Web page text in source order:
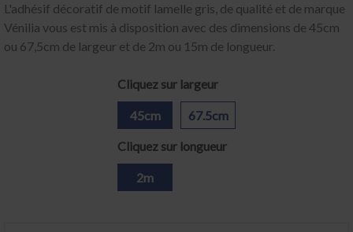
L'adhésif décoratif de motif lamelle gris, de qualité et de marque
Vénilia vous est mis à disposition avec des dimensions de 45cm
ou 67,5cm de largeur et de 2m ou 15m de longueur.
Cliquez sur largeur
45cm 67.5cm
Cliquez sur longueur
2m